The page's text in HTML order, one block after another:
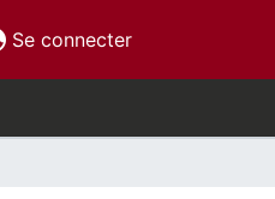
Se connecter(current)